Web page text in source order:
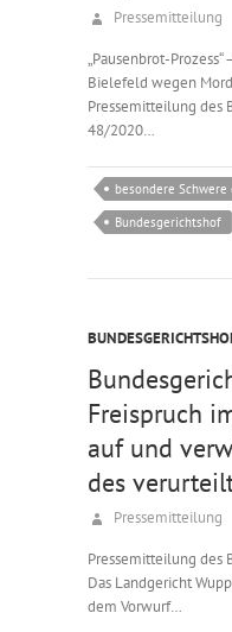
Pressemitteilung
„Pausenbrot-
Bielefeld wegen
Pressemitteilung des
48/2020…
besondere Schwere
Bundesgerichtshof
Freispruch
auf und
des
Pressemitteilung
Pressemitteilung des
Das Landgericht
dem Vorwurf…